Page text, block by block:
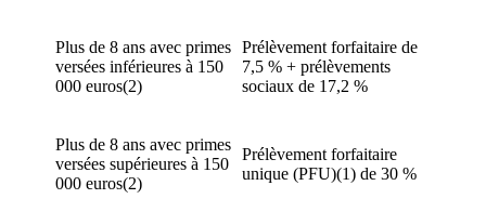
Plus de 8 ans avec primes
versées inférieures à 150
000 euros(2)
Prélèvement forfaitaire de
7,5 % + prélèvements
sociaux de 17,2 %
Plus de 8 ans avec primes
versées supérieures à 150
000 euros(2)
Prélèvement forfaitaire
unique (PFU)(1) de 30 %